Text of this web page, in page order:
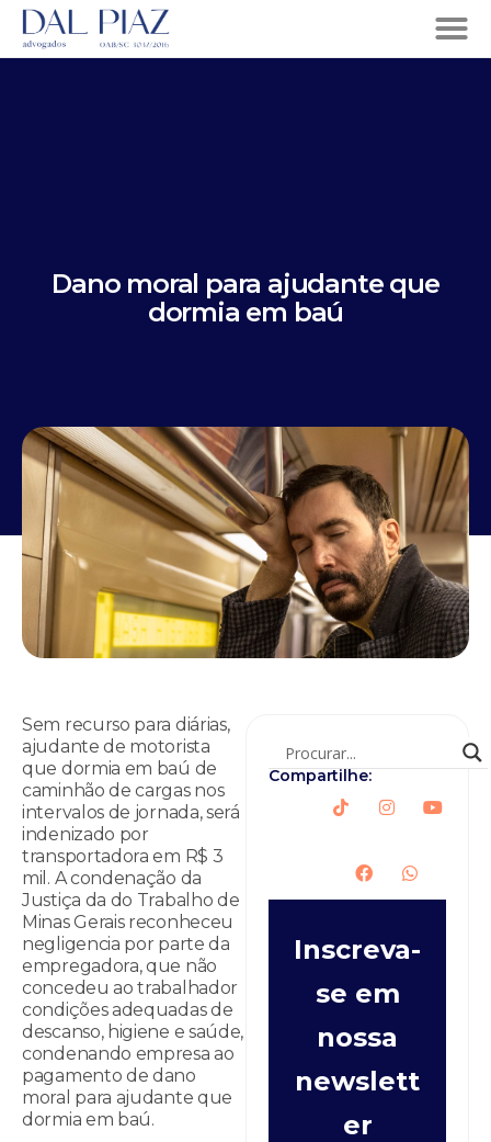
Dano moral para ajudante que
dormia em baú
Sem recurso para diárias,
ajudante de motorista
que dormia em baú de
caminhão de cargas nos
intervalos de jornada, será
indenizado por
transportadora em R$ 3
mil. A condenação da
Justiça da do Trabalho de
Minas Gerais reconheceu
negligencia por parte da
empregadora, que não
concedeu ao trabalhador
condições adequadas de
descanso, higiene e saúde,
condenando empresa ao
pagamento de dano
moral para ajudante que
dormia em baú.
Compartilhe:
Inscreva-
se em
nossa
newslett
er